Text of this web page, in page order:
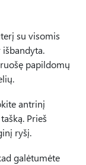
su visomis
papildomų
antrinį
Prieš
ryšį.
galėtumėte